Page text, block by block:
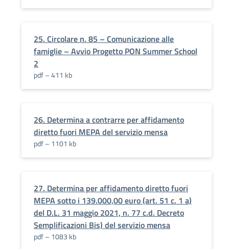
25. Circolare n. 85 – Comunicazione alle
famiglie – Avvio Progetto PON Summer School
2
pdf – 411 kb
26. Determina a contrarre per affidamento
diretto fuori MEPA del servizio mensa
pdf – 1101 kb
27. Determina per affidamento diretto fuori
MEPA sotto i 139.000,00 euro (art. 51 c. 1 a)
del D.L. 31 maggio 2021, n. 77 c.d. Decreto
Semplificazioni Bis) del servizio mensa
pdf – 1083 kb